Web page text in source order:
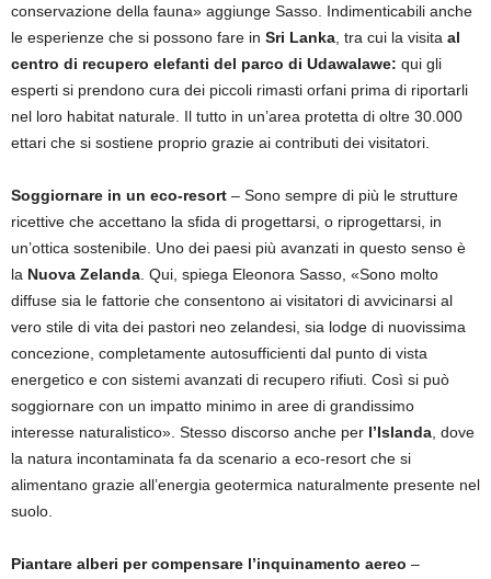
conservazione della fauna» aggiunge Sasso. Indimenticabili anche
le esperienze che si possono fare in Sri Lanka , tra cui la visita al
centro di recupero elefanti del parco di Udawalawe: qui gli
esperti si prendono cura dei piccoli rimasti orfani prima di riportarli
nel loro habitat naturale. Il tutto in un’area protetta di oltre 30.000
ettari che si sostiene proprio grazie ai contributi dei visitatori.
Soggiornare in un eco-resort – Sono sempre di più le strutture
ricettive che accettano la sfida di progettarsi, o riprogettarsi, in
un’ottica sostenibile. Uno dei paesi più avanzati in questo senso è
la Nuova Zelanda . Qui, spiega Eleonora Sasso, «Sono molto
diffuse sia le fattorie che consentono ai visitatori di avvicinarsi al
vero stile di vita dei pastori neo zelandesi, sia lodge di nuovissima
concezione, completamente autosufficienti dal punto di vista
energetico e con sistemi avanzati di recupero rifiuti. Così si può
soggiornare con un impatto minimo in aree di grandissimo
interesse naturalistico». Stesso discorso anche per l’Islanda , dove
la natura incontaminata fa da scenario a eco-resort che si
alimentano grazie all’energia geotermica naturalmente presente nel
suolo.
Piantare alberi per compensare l’inquinamento aereo –